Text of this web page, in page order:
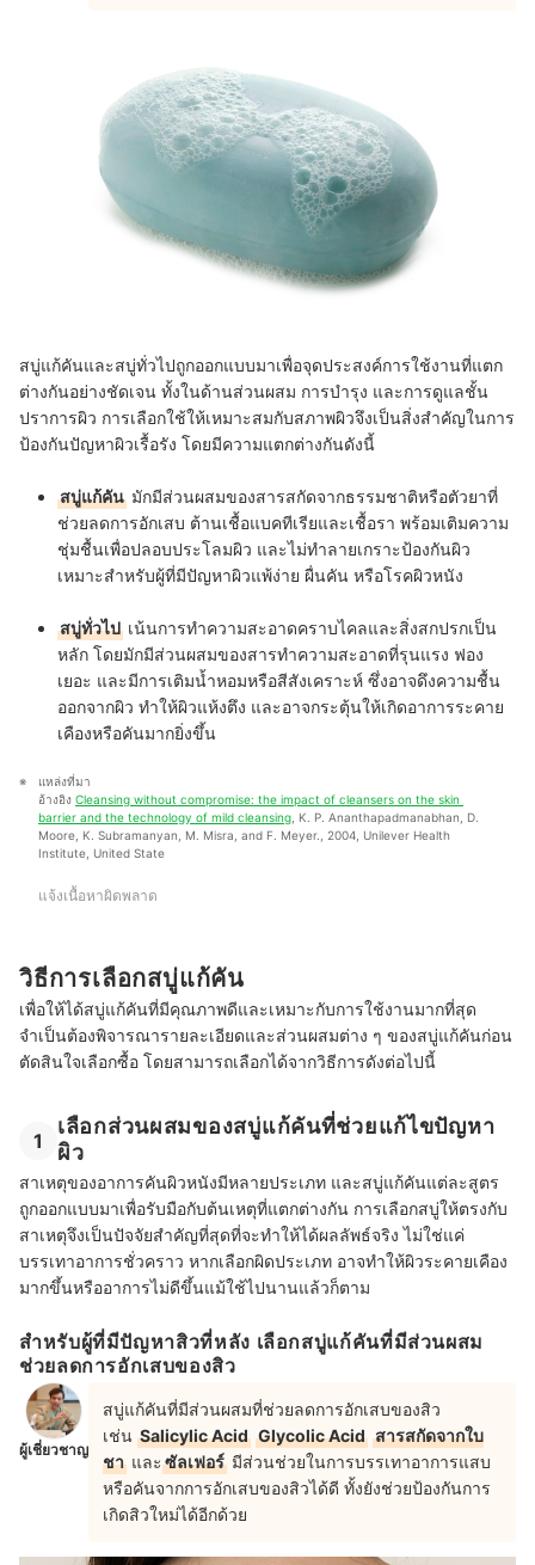
สบู่แก้คันและสบู่ทั่วไปถูกออกแบบมาเพื่อจุดประสงค์การใช้งานที่แตก
ต่างกันอย่างชัดเจน ทั้งในด้านส่วนผสม การบำรุง และการดูแลชั้น
ปราการผิว การเลือกใช้ให้เหมาะสมกับสภาพผิวจึงเป็นสิ่งสำคัญในการ
ป้องกันปัญหาผิวเรื้อรัง โดยมีความแตกต่างกันดังนี้
สบู่แก้คัน มักมีส่วนผสมของสารสกัดจากธรรมชาติหรือตัวยาที่
ช่วยลดการอักเสบ ต้านเชื้อแบคทีเรียและเชื้อรา พร้อมเติมความ
ชุ่มชื้นเพื่อปลอบประโลมผิว และไม่ทำลายเกราะป้องกันผิว
เหมาะสำหรับผู้ที่มีปัญหาผิวแพ้ง่าย ผื่นคัน หรือโรคผิวหนัง
สบู่ทั่วไป เน้นการทำความสะอาดคราบไคลและสิ่งสกปรกเป็น
หลัก โดยมักมีส่วนผสมของสารทำความสะอาดที่รุนแรง ฟอง
เยอะ และมีการเติมน้ำหอมหรือสีสังเคราะห์ ซึ่งอาจดึงความชื้น
ออกจากผิว ทำให้ผิวแห้งตึง และอาจกระตุ้นให้เกิดอาการระคาย
เคืองหรือคันมากยิ่งขึ้น
แหล่งที่มา
อ้างอิง Cleansing without compromise: the impact of cleansers on the skin
barrier and the technology of mild cleansing , K. P. Ananthapadmanabhan, D.
Moore, K. Subramanyan, M. Misra, and F. Meyer., 2004, Unilever Health
Institute, United State
แจ้งเนื้อหาผิดพลาด
วิธีการเลือกสบู่แก้คัน
เพื่อให้ได้สบู่แก้คันที่มีคุณภาพดีและเหมาะกับการใช้งานมากที่สุด
จำเป็นต้องพิจารณารายละเอียดและส่วนผสมต่าง ๆ ของสบู่แก้คันก่อน
ตัดสินใจเลือกซื้อ โดยสามารถเลือกได้จากวิธีการดังต่อไปนี้
1
เลือกส่วนผสมของสบู่แก้คันที่ช่วยแก้ไขปัญหา
ผิว
สาเหตุของอาการคันผิวหนังมีหลายประเภท และสบู่แก้คันแต่ละสูตร
ถูกออกแบบมาเพื่อรับมือกับต้นเหตุที่แตกต่างกัน การเลือกสบู่ให้ตรงกับ
สาเหตุจึงเป็นปัจจัยสำคัญที่สุดที่จะทำให้ได้ผลลัพธ์จริง ไม่ใช่แค่
บรรเทาอาการชั่วคราว หากเลือกผิดประเภท อาจทำให้ผิวระคายเคือง
มากขึ้นหรืออาการไม่ดีขึ้นแม้ใช้ไปนานแล้วก็ตาม
สำหรับผู้ที่มีปัญหาสิวที่หลัง เลือกสบู่แก้คันที่มีส่วนผสม
ช่วยลดการอักเสบของสิว
ผู้เชี่ยวชาญ
สบู่แก้คันที่มีส่วนผสมที่ช่วยลดการอักเสบของสิว
เช่น Salicylic Acid Glycolic Acid สารสกัดจากใบ
ชา และซัลเฟอร์ มีส่วนช่วยในการบรรเทาอาการแสบ
หรือคันจากการอักเสบของสิวได้ดี ทั้งยังช่วยป้องกันการ
เกิดสิวใหม่ได้อีกด้วย